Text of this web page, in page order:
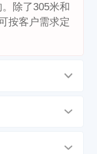
除了305米和
按客户需求定